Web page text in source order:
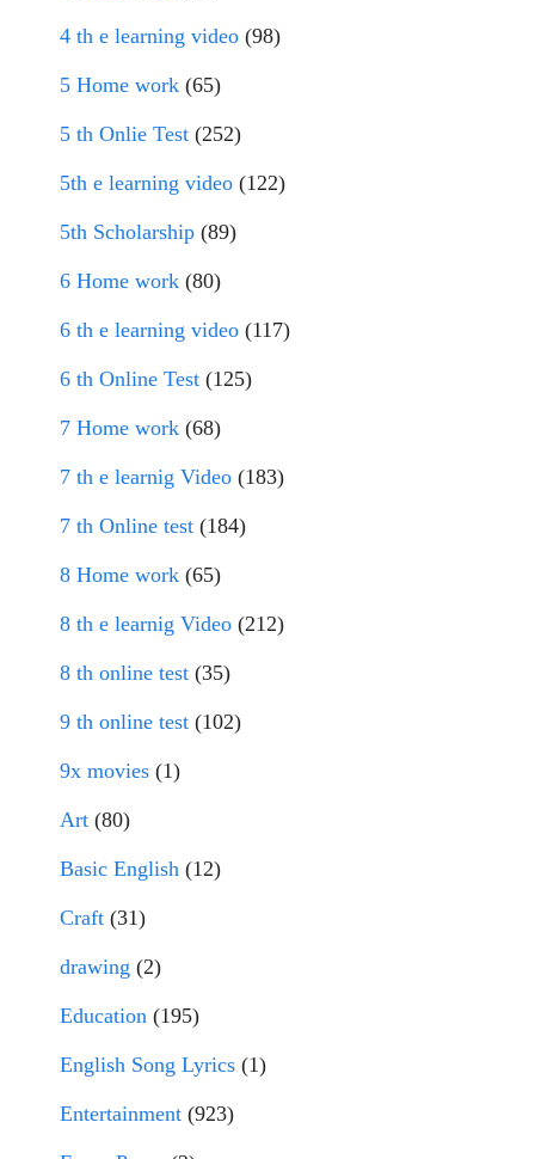
4 th e learning video (98)
5 Home work (65)
5 th Onlie Test (252)
5th e learning video (122)
5th Scholarship (89)
6 Home work (80)
6 th e learning video (117)
6 th Online Test (125)
7 Home work (68)
7 th e learnig Video (183)
7 th Online test (184)
8 Home work (65)
8 th e learnig Video (212)
8 th online test (35)
9 th online test (102)
9x movies (1)
Art (80)
Basic English (12)
Craft (31)
drawing (2)
Education (195)
English Song Lyrics (1)
Entertainment (923)